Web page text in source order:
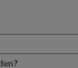
zu finden.